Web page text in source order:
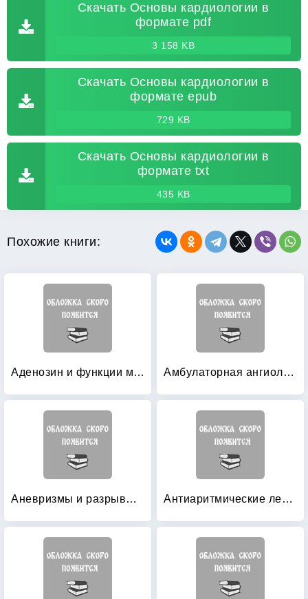
Скачать Основы кардиологии в
формате pdf
3 158 KB
Скачать Основы кардиологии в
формате epub
729 KB
Скачать Основы кардиологии в
формате txt
435 KB
Похожие книги:
Аденозин и функции миокарда Амбулаторная ангиология
Аневризмы и разрывы сердца Антиаритмические лекарственные средства: Учебное пособие